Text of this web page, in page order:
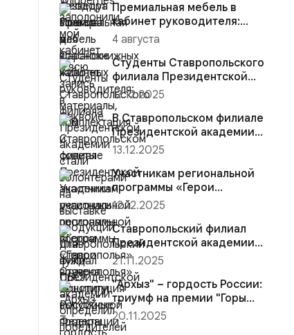
Премиальная мебель в
кабинет руководителя:
материалы, комплектация и
советы
4 августа
Студенты Ставропольского
филиала Президентской
академии стали волонтёрами
на...
13.12.2025
В Ставропольском филиале
Президентской академии
участники региональной
13.12.2025
Участникам региональной
программы «Герои
Ставрополья» вручена
Конституция Ро...
12.12.2025
Ставропольский филиал
Президентской академии
определил победителей
турнира ...
21.11.2025
"Архыз" – гордость России:
триумф на премии "Горы
России"...
20.11.2025